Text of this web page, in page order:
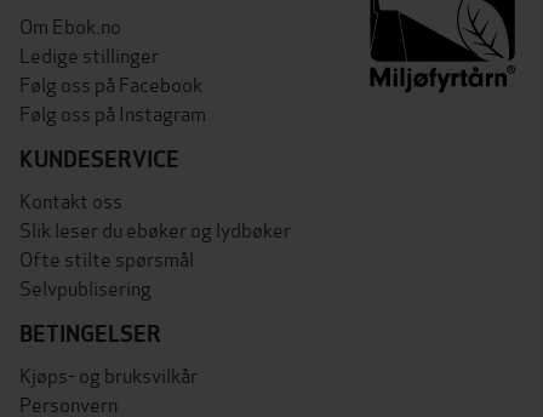
Om Ebok.no
Ledige stillinger
Følg oss på Facebook
Følg oss på Instagram
KUNDESERVICE
Kontakt oss
Slik leser du ebøker og lydbøker
Ofte stilte spørsmål
Selvpublisering
BETINGELSER
Kjøps- og bruksvilkår
Personvern